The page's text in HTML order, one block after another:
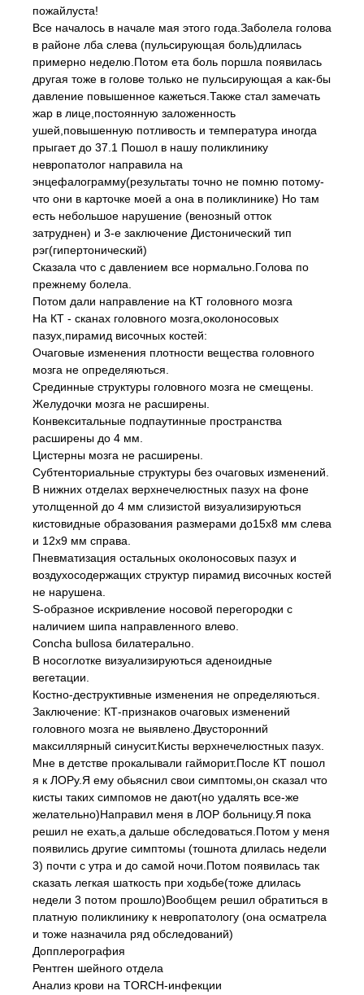
пожайлуста!
Все началось в начале мая этого года.Заболела голова
в районе лба слева (пульсирующая боль)длилась
примерно неделю.Потом ета боль поршла появилась
другая тоже в голове только не пульсирующая а как-бы
давление повышенное кажеться.Также стал замечать
жар в лице,постоянную заложенность
ушей,повышенную потливость и температура иногда
прыгает до 37.1 Пошол в нашу поликлинику
невропатолог направила на
энцефалограмму(результаты точно не помню потому-
что они в карточке моей а она в поликлинике) Но там
есть небольшое нарушение (венозный отток
затруднен) и 3-е заключение Дистонический тип
рэг(гипертонический)
Сказала что с давлением все нормально.Голова по
прежнему болела.
Потом дали направление на КТ головного мозга
На КТ - сканах головного мозга,околоносовых
пазух,пирамид височных костей:
Очаговые изменения плотности вещества головного
мозга не определяються.
Срединные структуры головного мозга не смещены.
Желудочки мозга не расширены.
Конвекситальные подпаутинные пространства
расширены до 4 мм.
Цистерны мозга не расширены.
Субтенториальные структуры без очаговых изменений.
В нижних отделах верхнечелюстных пазух на фоне
утолщенной до 4 мм слизистой визуализируються
кистовидные образования размерами до15х8 мм слева
и 12х9 мм справа.
Пневматизация остальных околоносовых пазух и
воздухосодержащих структур пирамид височных костей
не нарушена.
S-образное искривление носовой перегородки с
наличием шипа направленного влево.
Concha bullosa билатерально.
В носоглотке визуализируються аденоидные
вегетации.
Костно-деструктивные изменения не определяються.
Заключение: КТ-признаков очаговых изменений
головного мозга не выявлено.Двусторонний
максиллярный синусит.Кисты верхнечелюстных пазух.
Мне в детстве прокалывали гайморит.После КТ пошол
я к ЛОРу.Я ему обьяснил свои симптомы,он сказал что
кисты таких симпомов не дают(но удалять все-же
желательно)Направил меня в ЛОР больницу.Я пока
решил не ехать,а дальше обследоваться.Потом у меня
появились другие симптомы (тошнота длилась недели
3) почти с утра и до самой ночи.Потом появилась так
сказать легкая шаткость при ходьбе(тоже длилась
недели 3 потом прошло)Вообщем решил обратиться в
платную поликлинику к невропатологу (она осматрела
и тоже назначила ряд обследований)
Допплерография
Рентген шейного отдела
Анализ крови на TORCH-инфекции